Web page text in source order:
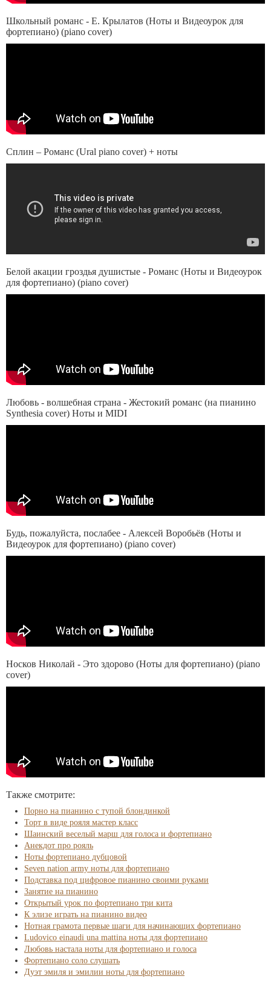
Школьный романс - Е. Крылатов (Ноты и Видеоурок для
фортепиано) (piano cover)
Сплин – Романс (Ural piano cover) + ноты
Белой акации гроздья душистые - Романс (Ноты и Видеоурок
для фортепиано) (piano cover)
Любовь - волшебная страна - Жестокий романс (на пианино
Synthesia cover) Ноты и MIDI
Будь, пожалуйста, послабее - Алексей Воробьёв (Ноты и
Видеоурок для фортепиано) (piano cover)
Носков Николай - Это здорово (Ноты для фортепиано) (piano
cover)
Также смотрите:
Порно на пианино с тупой блондинкой
Торт в виде рояля мастер класс
Шаинский веселый марш для голоса и фортепиано
Анекдот про рояль
Ноты фортепиано дубцовой
Seven nation army ноты для фортепиано
Подставка под цифровое пианино своими руками
Занятие на пианино
Открытый урок по фортепиано три кита
К элизе играть на пианино видео
Нотная грамота первые шаги для начинающих фортепиано
Ludovico einaudi una mattina ноты для фортепиано
Любовь настала ноты для фортепиано и голоса
Фортепиано соло слушать
Дуэт эмиля и эмилии ноты для фортепиано